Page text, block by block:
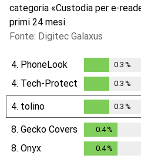
categoria «Custodia per e-
primi 24 mesi.
Fonte: Digitec Galaxus
4. PhoneLook
0.3%
0.3 %
4. Tech-Protect
0.3%
0.3 %
4. tolino
0.3%
0.3 %
8. Gecko Covers 0.4%
8. Onyx 0.4%